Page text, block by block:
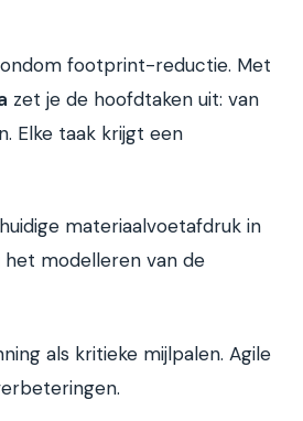
footprint-reductie. Met
zet je de hoofdtaken uit: van
Elke taak krijgt een
materiaalvoetafdruk in
modelleren van de
als kritieke mijlpalen. Agile